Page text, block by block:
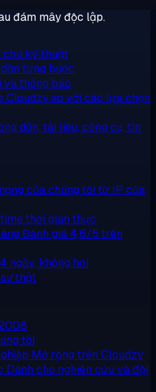
đám mây độc lập.
chú kỹ thuật
từng bước
và thông báo
Cloudzy so với các lựa chọn
dẫn, tài liệu, công cụ, tin
của chúng tôi từ IP của
thời gian thực
Đánh giá 4,6/5 trên
ngày, không hỏi
thật
tôi
Mở rộng trên Cloudzy
Dành cho nghiên cứu và đội